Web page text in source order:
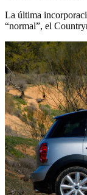
La última
“normal”, el